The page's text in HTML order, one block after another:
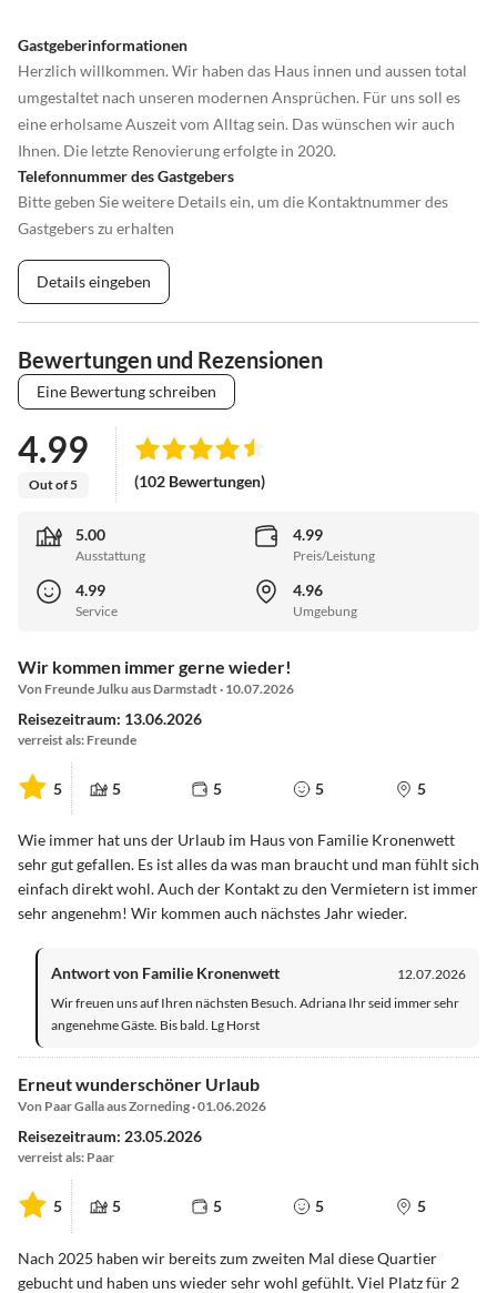
Gastgeberinformationen
Herzlich willkommen. Wir haben das Haus innen und aussen total
umgestaltet nach unseren modernen Ansprüchen. Für uns soll es
eine erholsame Auszeit vom Alltag sein. Das wünschen wir auch
Ihnen. Die letzte Renovierung erfolgte in 2020.
Telefonnummer des Gastgebers
Bitte geben Sie weitere Details ein, um die Kontaktnummer des
Gastgebers zu erhalten
Details eingeben
Bewertungen und Rezensionen
Eine Bewertung schreiben
4.99
Out of 5 (102 Bewertungen)
5.00
Ausstattung
4.99
Preis/Leistung
4.99
Service
4.96
Umgebung
Wir kommen immer gerne wieder!
Von Freunde Julku aus Darmstadt · 10.07.2026
Reisezeitraum: 13.06.2026
verreist als: Freunde
5 5 5 5 5
Wie immer hat uns der Urlaub im Haus von Familie Kronenwett
sehr gut gefallen. Es ist alles da was man braucht und man fühlt sich
einfach direkt wohl. Auch der Kontakt zu den Vermietern ist immer
sehr angenehm! Wir kommen auch nächstes Jahr wieder.
Antwort von Familie Kronenwett
12.07.2026
Wir freuen uns auf Ihren nächsten Besuch. Adriana Ihr seid immer sehr
angenehme Gäste. Bis bald. Lg Horst
Erneut wunderschöner Urlaub
Von Paar Galla aus Zorneding · 01.06.2026
Reisezeitraum: 23.05.2026
verreist als: Paar
5 5 5 5 5
Nach 2025 haben wir bereits zum zweiten Mal diese Quartier
gebucht und haben uns wieder sehr wohl gefühlt. Viel Platz für 2